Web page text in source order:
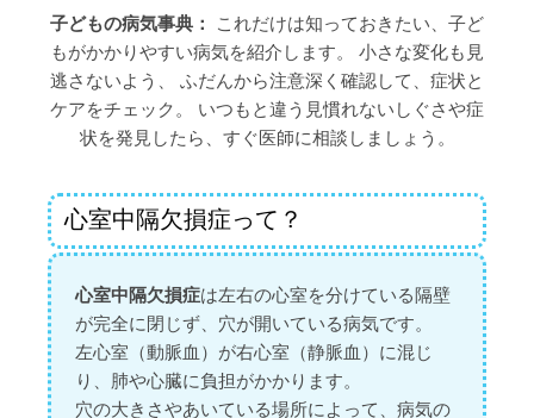
子どもの病気事典： これだけは知っておきたい、子ど
もがかかりやすい病気を紹介します。 小さな変化も見
逃さないよう、 ふだんから注意深く確認して、症状と
ケアをチェック。 いつもと違う見慣れないしぐさや症
状を発見したら、すぐ医師に相談しましょう。
心室中隔欠損症って？
心室中隔欠損症は左右の心室を分けている隔壁
が完全に閉じず、穴が開いている病気です。
左心室（動脈血）が右心室（静脈血）に混じ
り、肺や心臓に負担がかかります。
穴の大きさやあいている場所によって、病気の